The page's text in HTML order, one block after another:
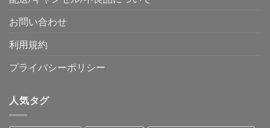
お問い合わせ
利用規約
プライバシーポリシー
人気タグ